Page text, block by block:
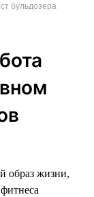
бульдозера
образ жизни,